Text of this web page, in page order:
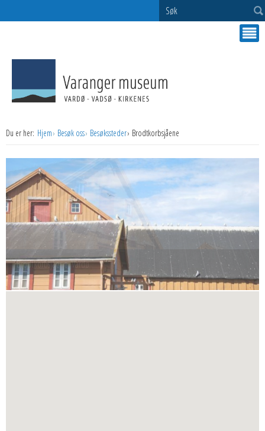
Søk
Du er her: Hjem Besøk oss Besøkssteder Brodtkorbsjåene